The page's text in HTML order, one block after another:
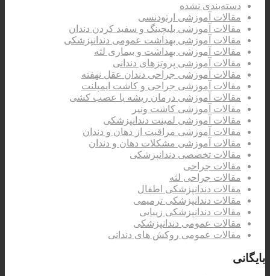
دسته‌بندی نشده
مقالات آموزشی ارتودنسی
مقالات آموزشی بلیچینگ و سفید کردن دندان
مقالات آموزشی بهداشت عمومی دندانپزشکی
مقالات آموزشی بهداشت و بیماری لثه
مقالات آموزشی پروتزهای دندانی
مقالات آموزشی جراحی دندان عقل نهفته
مقالات آموزشی جراحی و کاشت ایمپلنت
مقالات آموزشی درمان ریشه یا عصب کشی
مقالات آموزشی کاشت ونیر
مقالات آموزشی لمینت دندانپزشکی
مقالات آموزشی مراقبت از دهان و دندان
مقالات آموزشی مشکلات دهان و دندان
مقالات تخصصی دندانپزشکی
مقالات جراحی
مقالات جراحی لثه
مقالات دندانپزشکی اطفال
مقالات دندانپزشکی ترمیمی
مقالات دندانپزشکی زیبایی
مقالات عمومی دندانپزشکی
مقالات عمومی روکش های دندانی
بایگانی